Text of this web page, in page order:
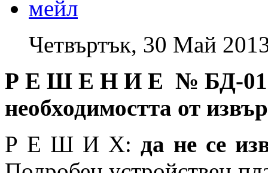
Четвъртък, 30 Май
Р Е Ш Е Н И Е № БД-
необходимостта от
Р Е Ш И Х: да не се